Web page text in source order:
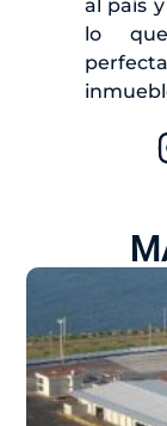
al país
lo